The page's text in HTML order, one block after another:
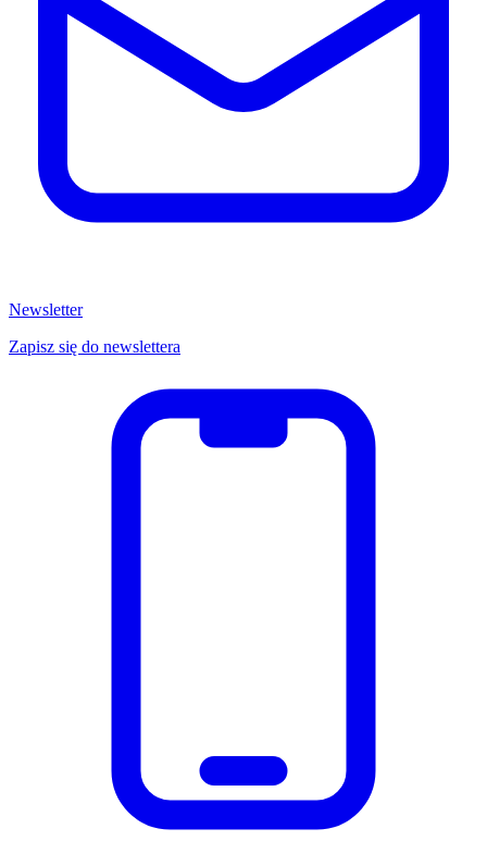
Newsletter
Zapisz się do newslettera